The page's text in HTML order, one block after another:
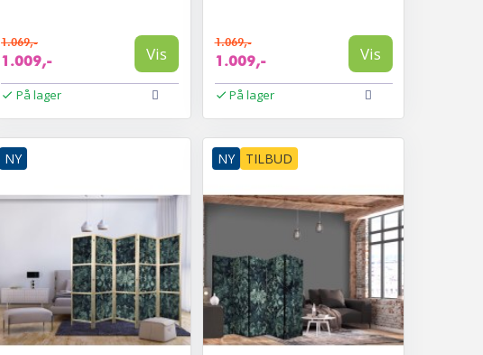
1.069,-
1.009,- Vis
På lager
1.069,-
1.009,- Vis
På lager
NY NY TILBUD